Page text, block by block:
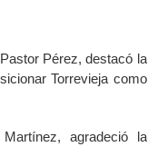
Pérez, destacó la
Torrevieja como
agradeció la